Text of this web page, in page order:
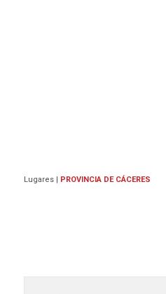
Lugares PROVINCIA DE CÁCERES